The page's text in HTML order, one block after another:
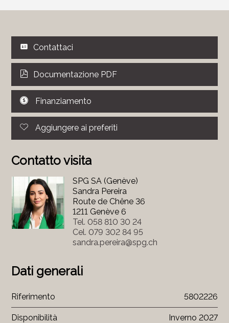
Contattaci
Documentazione PDF
Finanziamento
Aggiungere ai preferiti
Contatto visita
SPG SA (Genève)
Sandra Pereira
Route de Chêne 36
1211 Genève 6
Tel. 058 810 30 24
Cel. 079 302 84 95
sandra.pereira@spg.ch
Dati generali
Riferimento 5802226
Disponibilità Inverno 2027